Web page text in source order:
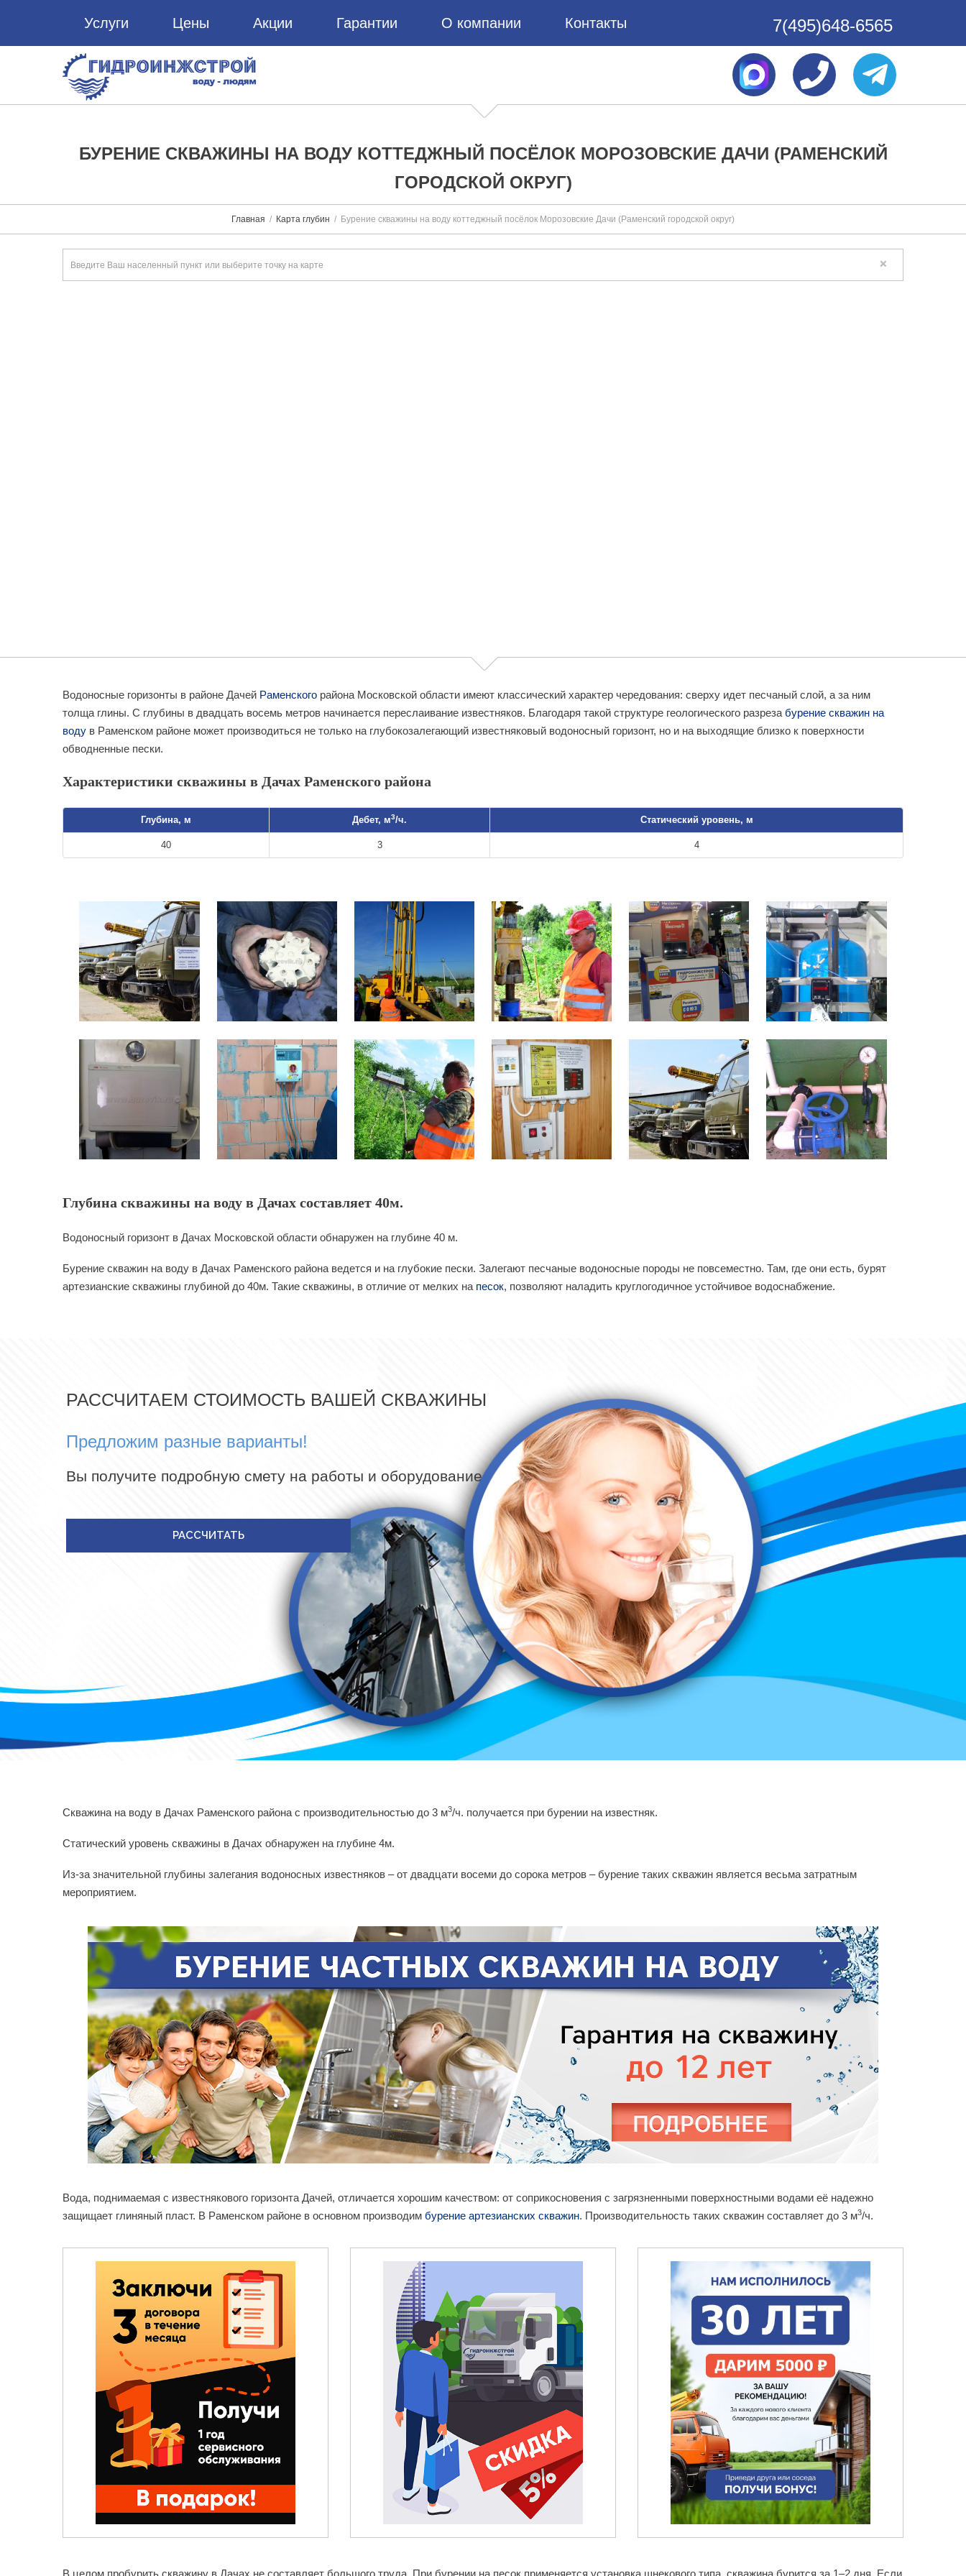
Услуги Цены Акции Гарантии О компании Контакты 7(495)648-6565
БУРЕНИЕ СКВАЖИНЫ НА ВОДУ КОТТЕДЖНЫЙ ПОСЁЛОК МОРОЗОВСКИЕ ДАЧИ (РАМЕНСКИЙ
ГОРОДСКОЙ ОКРУГ)
Главная Карта глубин Бурение скважины на воду коттеджный посёлок Морозовские Дачи (Раменский городской округ)
Водоносные горизонты в районе Дачей Раменского района Московской области имеют классический характер чередования: сверху идет песчаный слой, а за ним
толща глины. С глубины в двадцать восемь метров начинается переслаивание известняков. Благодаря такой структуре геологического разреза бурение скважин на
воду в Раменском районе может производиться не только на глубокозалегающий известняковый водоносный горизонт, но и на выходящие близко к поверхности
обводненные пески.
Характеристики скважины в Дачах Раменского района
Глубина, м Дебет, м3/ч. Статический уровень, м
40 3 4
Глубина скважины на воду в Дачах составляет 40м.
Водоносный горизонт в Дачах Московской области обнаружен на глубине 40 м.
Бурение скважин на воду в Дачах Раменского района ведется и на глубокие пески. Залегают песчаные водоносные породы не повсеместно. Там, где они есть, бурят
артезианские скважины глубиной до 40м. Такие скважины, в отличие от мелких на песок, позволяют наладить круглогодичное устойчивое водоснабжение.
РАССЧИТАЕМ СТОИМОСТЬ ВАШЕЙ СКВАЖИНЫ
Предложим разные варианты!
Вы получите подробную смету на работы и оборудование
РАССЧИТАТЬ
Скважина на воду в Дачах Раменского района с производительностью до 3 м3/ч. получается при бурении на известняк.
Статический уровень скважины в Дачах обнаружен на глубине 4м.
Из-за значительной глубины залегания водоносных известняков – от двадцати восеми до сорока метров – бурение таких скважин является весьма затратным
мероприятием.
Вода, поднимаемая с известнякового горизонта Дачей, отличается хорошим качеством: от соприкосновения с загрязненными поверхностными водами её надежно
защищает глиняный пласт. В Раменском районе в основном производим бурение артезианских скважин. Производительность таких скважин составляет до 3 м3/ч.
В целом пробурить скважину в Дачах не составляет большого труда. При бурении на песок применяется установка шнекового типа, скважина бурится за 1–2 дня. Если